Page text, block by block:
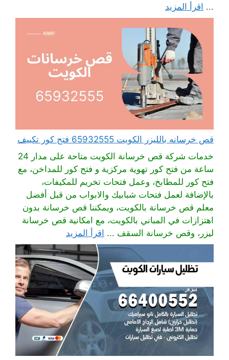
... اقرأ المزيد
قص خرسانه بالليزر الكويت 65932555 فتح كور تكييف
خدمات شركة قص خرسانة الكويت متاحة على مدار 24
ساعة من فتح كور تهوية مركزية و فتح كور للمداخن، مع
فتح كور للمطابخ، وعمل فتحات تخريم للمكيفات،
بالإضافة لعمل فتحات شبابيك والابواب من قبل أفضل
معلم قص خرسانة بالكويت، ويمكننا قص خرسانة بدون
اهتزازات في المباني بالكويت، مع امكانية قص خرسانة
ليزر، وقص خرسانة السقف ... اقرأ المزيد